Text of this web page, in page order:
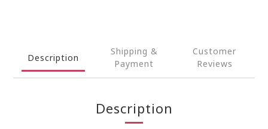
Description
Shipping &
Payment
Customer
Reviews
Description